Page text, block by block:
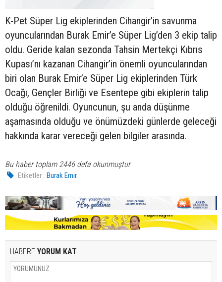
K-Pet Süper Lig ekiplerinden Cihangir’in savunma
oyuncularından Burak Emir’e Süper Lig’den 3 ekip talip
oldu. Geride kalan sezonda Tahsin Mertekçi Kıbrıs
Kupası’nı kazanan Cihangir’in önemli oyuncularından
biri olan Burak Emir’e Süper Lig ekiplerinden Türk
Ocağı, Gençler Birliği ve Esentepe gibi ekiplerin talip
olduğu öğrenildi. Oyuncunun, şu anda düşünme
aşamasında olduğu ve önümüzdeki günlerde geleceği
hakkında karar vereceği gelen bilgiler arasında.
Bu haber toplam 2446 defa okunmuştur
Etiketler : Burak Emir
HABERE YORUM KAT